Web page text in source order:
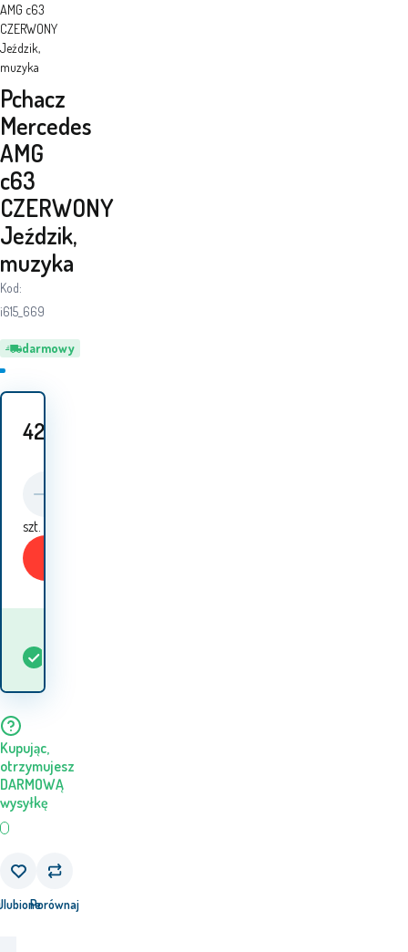
AMG c63
CZERWONY
Jeździk,
muzyka
darmowy
Pchacz
Mercedes
AMG
c63
CZERWONY
Jeździk,
muzyka
Kod:
i615_669
421
szt.
Kupując,
otrzymujesz
DARMOWĄ
wysyłkę
Porównaj